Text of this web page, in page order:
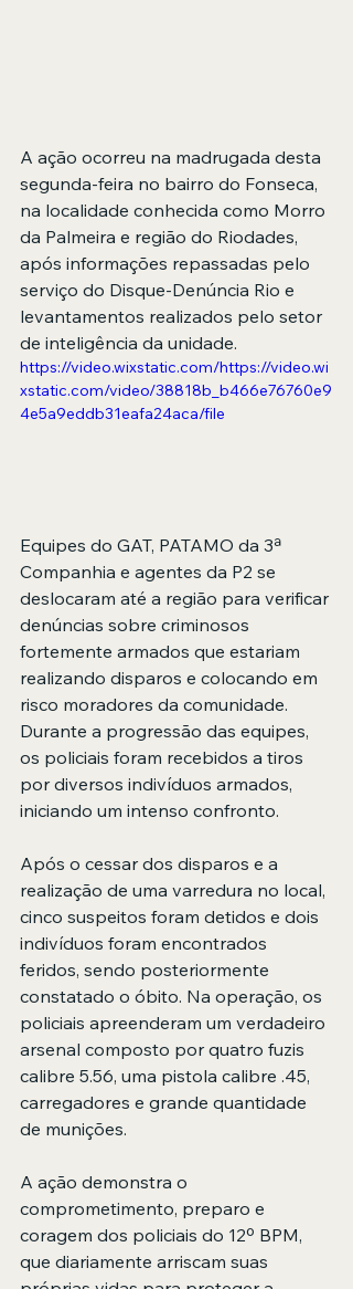
A ação ocorreu na madrugada desta
segunda-feira no bairro do Fonseca,
na localidade conhecida como Morro
da Palmeira e região do Riodades,
após informações repassadas pelo
serviço do Disque-Denúncia Rio e
levantamentos realizados pelo setor
de inteligência da unidade.
https://video.wixstatic.com/https://video.wi
xstatic.com/video/38818b_b466e76760e9
4e5a9eddb31eafa24aca/file
Equipes do GAT, PATAMO da 3ª
Companhia e agentes da P2 se
deslocaram até a região para verificar
denúncias sobre criminosos
fortemente armados que estariam
realizando disparos e colocando em
risco moradores da comunidade.
Durante a progressão das equipes,
os policiais foram recebidos a tiros
por diversos indivíduos armados,
iniciando um intenso confronto.
Após o cessar dos disparos e a
realização de uma varredura no local,
cinco suspeitos foram detidos e dois
indivíduos foram encontrados
feridos, sendo posteriormente
constatado o óbito. Na operação, os
policiais apreenderam um verdadeiro
arsenal composto por quatro fuzis
calibre 5.56, uma pistola calibre .45,
carregadores e grande quantidade
de munições.
A ação demonstra o
comprometimento, preparo e
coragem dos policiais do 12º BPM,
que diariamente arriscam suas